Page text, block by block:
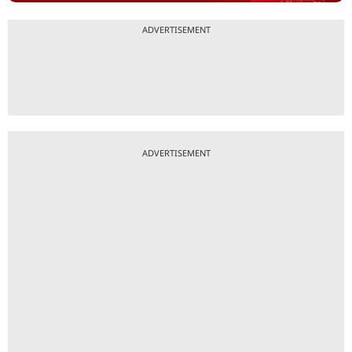
ADVERTISEMENT
ADVERTISEMENT